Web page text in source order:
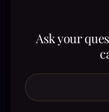
Ask your